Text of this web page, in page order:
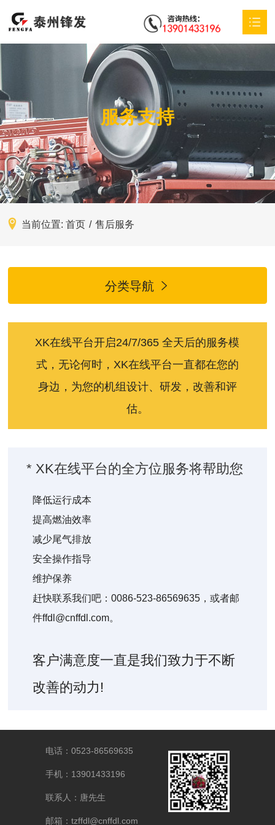
产品中心
特殊定制
应用方案
服务支持
新闻动态
服务支持
当前位置: 首页 / 售后服务
分类导航 
XK在线平台开启24/7/365 全天后的服务模
式，无论何时，XK在线平台一直都在您的
身边，为您的机组设计、研发，改善和评
估。
* XK在线平台的全方位服务将帮助您
降低运行成本
提高燃油效率
减少尾气排放
安全操作指导
维护保养
赶快联系我们吧：0086-523-86569635，或者邮
件ffdl@cnffdl.com。
客户满意度一直是我们致力于不断
改善的动力!
电话：0523-86569635
手机：13901433196
联系人：唐先生
邮箱：tzffdl@cnffdl.com